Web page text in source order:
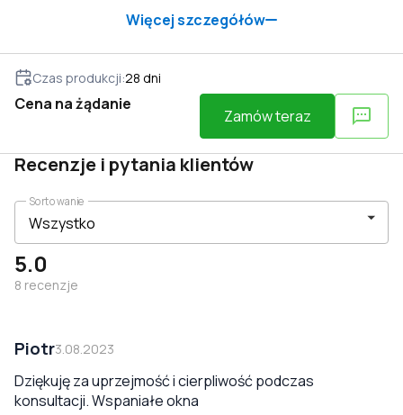
Więcej szczegółów
Czas produkcji:28 dni
Cena na żądanie
Zamów teraz
Recenzje i pytania klientów
5.0
8 recenzje
Sortowanie
Piotr3.08.2023
Dziękuję za uprzejmość i cierpliwość podczas
konsultacji. Wspaniałe okna